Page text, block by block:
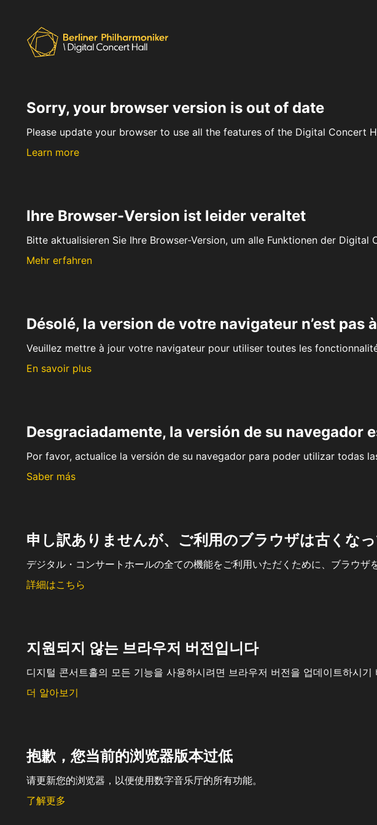
Sorry, your browser version is out of date
Please update your browser to use all the features of the Digital Concert
Learn more
Ihre Browser-Version ist leider veraltet
Bitte aktualisieren Sie Ihre Browser-Version, um alle Funktionen der Digital
Mehr erfahren
Désolé, la version de votre navigateur n’est pas
Veuillez mettre à jour votre navigateur pour utiliser toutes les
En savoir plus
Desgraciadamente, la versión de su navegador
Por favor, actualice la versión de su navegador para poder utilizar todas
Saber más
申し訳ありませんが、ご利用のブラウザは古くな
デジタル・コンサートホールの全ての機能をご利用いただくために、ブラウザ
詳細はこちら
지원되지 않는 브라우저 버전입니다
디지털 콘서트홀의 모든 기능을 사용하시려면 브라우저 버전을 업데이트하시기
더 알아보기
抱歉，您当前的浏览器版本过低
请更新您的浏览器，以便使用数字音乐厅的所有功能。
了解更多